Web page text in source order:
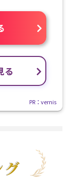
る
PR：vernis